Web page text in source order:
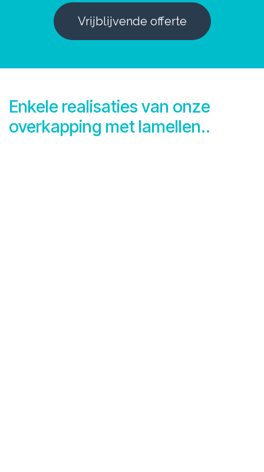
Vrijblijvende offerte
Enkele realisaties van onze
overkapping met lamellen..